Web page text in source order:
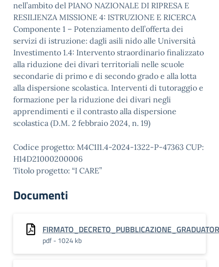
nell’ambito del PIANO NAZIONALE DI RIPRESA E
RESILIENZA MISSIONE 4: ISTRUZIONE E RICERCA
Componente 1 – Potenziamento dell’offerta dei
servizi di istruzione: dagli asili nido alle Università
Investimento 1.4: Intervento straordinario finalizzato
alla riduzione dei divari territoriali nelle scuole
secondarie di primo e di secondo grado e alla lotta
alla dispersione scolastica. Interventi di tutoraggio e
formazione per la riduzione dei divari negli
apprendimenti e il contrasto alla dispersione
scolastica (D.M. 2 febbraio 2024, n. 19)
Codice progetto: M4C1I1.4-2024-1322-P-47363 CUP:
H14D21000200006
Titolo progetto: “I CARE”
Documenti
pdf - 1024 kb